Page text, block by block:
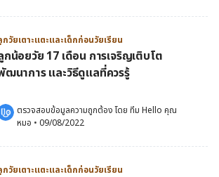
กวัยเตาะแตะและเด็กก่อนวัยเรียน
กน้อยวัย 17 เดือน การเจริญเติบโต
ฒนาการ และวิธีดูแลที่ควรรู้
ตรวจสอบข้อมูลความถูกต้อง โดย ทีม Hello คุณ
หมอ • 09/08/2022
กวัยเตาะแตะและเด็กก่อนวัยเรียน